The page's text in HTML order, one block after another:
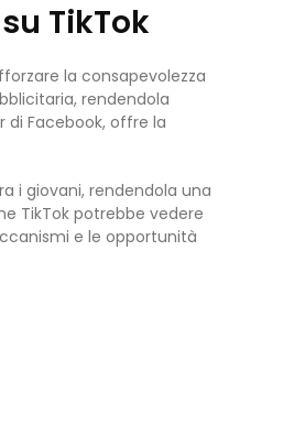
TikTok
la consapevolezza
rendendola
Facebook, offre la
i giovani, rendendola una
TikTok potrebbe vedere
e le opportunità